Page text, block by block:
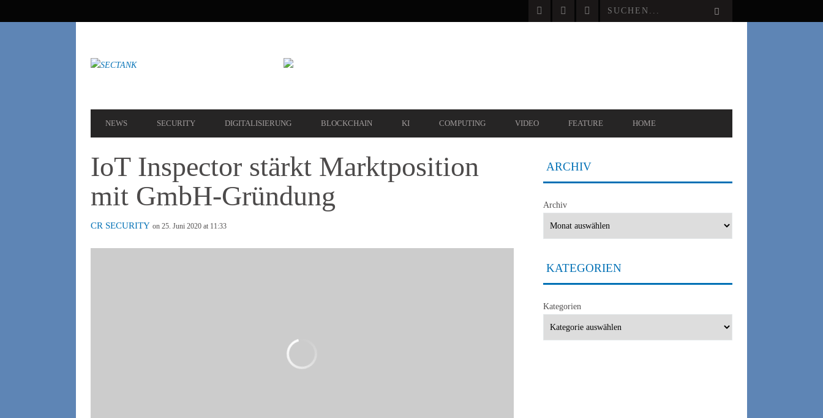
NAVIGATION
NAVIGATION
NEWS SECURITY DIGITALISIERUNG BLOCKCHAIN KI COMPUTING VIDEO FEATURE HOME
IoT Inspector stärkt Marktposition
mit GmbH-Gründung
CR SECURITY on 25. Juni 2020 at 11:33
ARCHIV
Archiv
KATEGORIEN
Kategorien